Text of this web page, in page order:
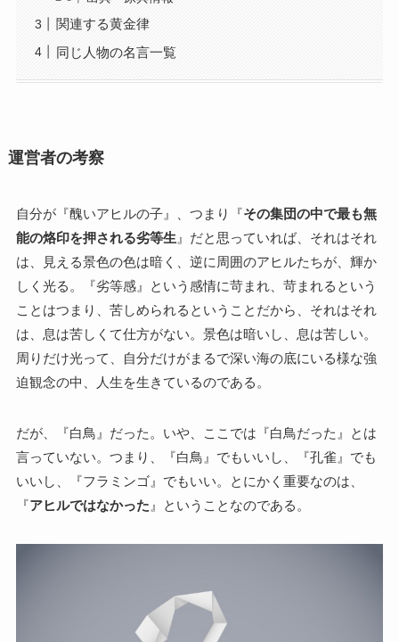
関連する黄金律
同じ人物の名言一覧
運営者の考察
自分が『醜いアヒルの子』、つまり『その集団の中で最も無
能の烙印を押される劣等生』だと思っていれば、それはそれ
は、見える景色の色は暗く、逆に周囲のアヒルたちが、輝か
しく光る。『劣等感』という感情に苛まれ、苛まれるという
ことはつまり、苦しめられるということだから、それはそれ
は、息は苦しくて仕方がない。景色は暗いし、息は苦しい。
周りだけ光って、自分だけがまるで深い海の底にいる様な強
迫観念の中、人生を生きているのである。
だが、『白鳥』だった。いや、ここでは『白鳥だった』とは
言っていない。つまり、『白鳥』でもいいし、『孔雀』でも
いいし、『フラミンゴ』でもいい。とにかく重要なのは、
『アヒルではなかった』ということなのである。